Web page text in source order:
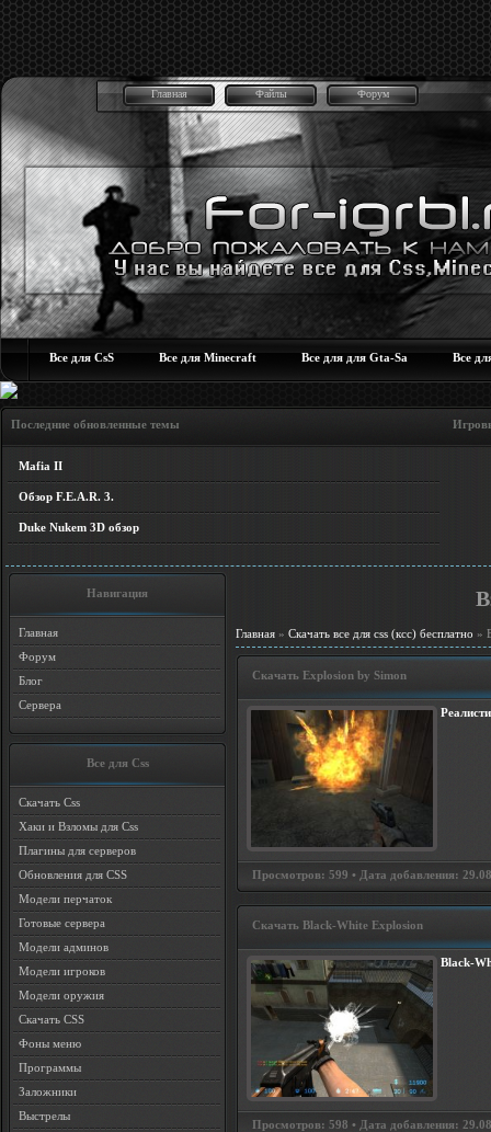
Главная Файлы Форум
Все для CsS Все для Minecraft Все для для Gta-Sa Все
Последние обновленные темы Игровые
Mafia II
Обзор F.E.A.R. 3.
Duke Nukem 3D обзор
Навигация
Главная
Форум
Блог
Сервера
Все для Css
Скачать Css
Хаки и Взломы для Css
Плагины для серверов
Обновления для CSS
Модели перчаток
Готовые сервера
Модели админов
Модели игроков
Модели оружия
Скачать CSS
Фоны меню
Программы
Заложники
Выстрелы
Главная » Скачать все для css (ксс) бесплатно »
Скачать Explosion by Simon
Просмотров: 599 • Дата добавления:
Скачать Black-White Explosion
Black-
Просмотров: 598 • Дата добавления: